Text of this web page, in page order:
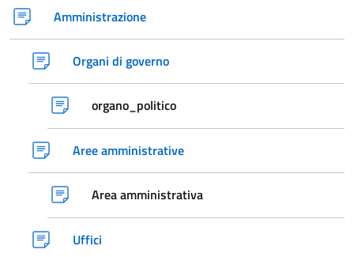
Amministrazione
Organi di governo
organo_politico
Aree amministrative
Area amministrativa
Uffici